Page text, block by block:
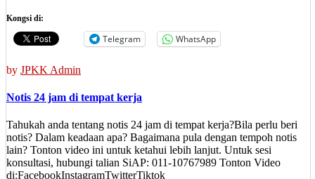
Kongsi di:
Telegram WhatsApp
by JPKK Admin
Notis 24 jam di tempat kerja
Tahukah anda tentang notis 24 jam di tempat kerja?Bila perlu beri
notis? Dalam keadaan apa? Bagaimana pula dengan tempoh notis
lain? Tonton video ini untuk ketahui lebih lanjut. Untuk sesi
konsultasi, hubungi talian SiAP: 011-10767989 Tonton Video
di:FacebookInstagramTwitterTiktok